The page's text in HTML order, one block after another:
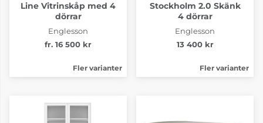
Line Vitrinskåp med 4
dörrar
Englesson
fr. 16 500 kr
Fler varianter
Stockholm 2.0 Skänk
4 dörrar
Englesson
13 400 kr
Fler varianter